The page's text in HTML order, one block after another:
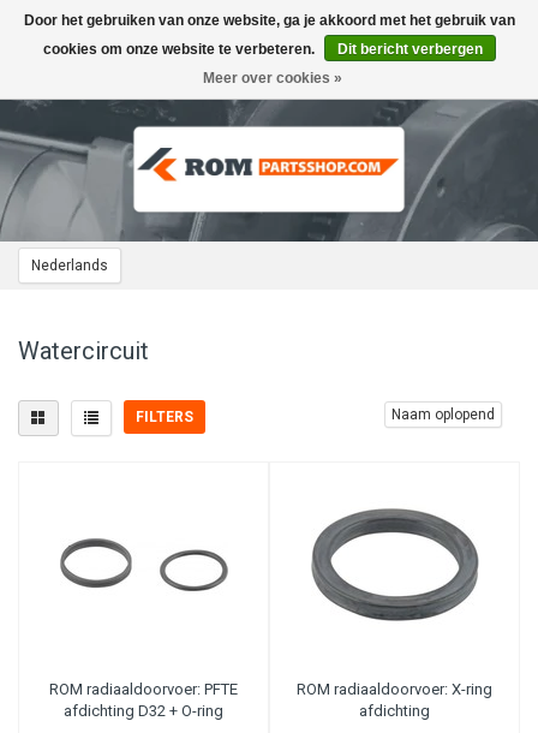
Nederlands
Toggle
navigation
Watercircuit
FILTERS Naam oplopend
Periodiek onderhoud(1)
ROM radiaaldoorvoer: PFTE
afdichting D32 + O-ring
ROM radiaaldoorvoer: X-ring
afdichting
Door het gebruiken van onze website, ga je akkoord met het gebruik van
cookies om onze website te verbeteren.
Dit bericht verbergen
Meer over cookies »